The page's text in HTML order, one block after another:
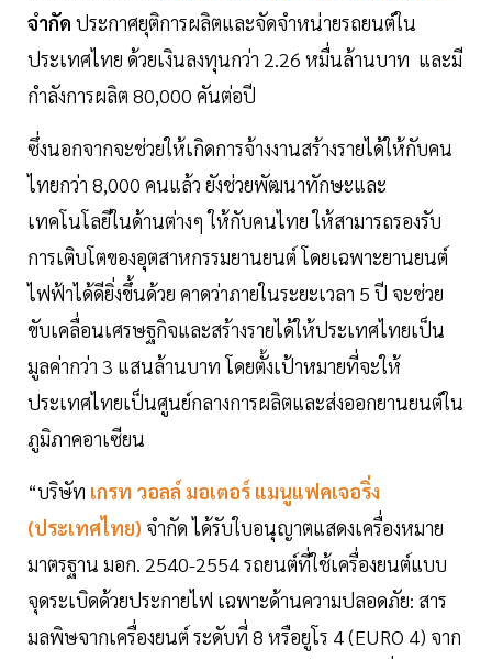
จำกัด ประกาศยุติการผลิตและจัดจำหน่ายรถยนต์ใน
ประเทศไทย ด้วยเงินลงทุนกว่า 2.26 หมื่นล้านบาท และมี
กำลังการผลิต 80,000 คันต่อปี
ซึ่งนอกจากจะช่วยให้เกิดการจ้างงานสร้างรายได้ให้กับคน
ไทยกว่า 8,000 คนแล้ว ยังช่วยพัฒนาทักษะและ
เทคโนโลยีในด้านต่างๆ ให้กับคนไทย ให้สามารถรองรับ
การเติบโตของอุตสาหกรรมยานยนต์ โดยเฉพาะยานยนต์
ไฟฟ้าได้ดียิ่งขึ้นด้วย คาดว่าภายในระยะเวลา 5 ปี จะช่วย
ขับเคลื่อนเศรษฐกิจและสร้างรายได้ให้ประเทศไทยเป็น
มูลค่ากว่า 3 แสนล้านบาท โดยตั้งเป้าหมายที่จะให้
ประเทศไทยเป็นศูนย์กลางการผลิตและส่งออกยานยนต์ใน
ภูมิภาคอาเซียน
“บริษัท เกรท วอลล์ มอเตอร์ แมนูแฟคเจอริ่ง
(ประเทศไทย) จำกัด ได้รับใบอนุญาตแสดงเครื่องหมาย
มาตรฐาน มอก. 2540-2554 รถยนต์ที่ใช้เครื่องยนต์แบบ
จุดระเบิดด้วยประกายไฟ เฉพาะด้านความปลอดภัย: สาร
มลพิษจากเครื่องยนต์ ระดับที่ 8 หรือยูโร 4 (EURO 4) จาก